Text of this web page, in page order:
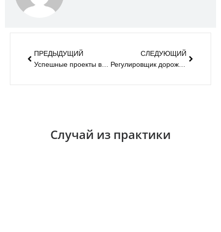
ПРЕДЫДУЩИЙ
СЛЕДУЮЩИЙ
Регулировщик дорожного движения в Эквадоре
Случай из практики